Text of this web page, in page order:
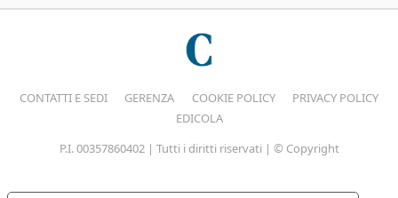
CONTATTI E SEDI GERENZA COOKIE POLICY
PRIVACY POLICY
EDICOLA
P.I. 00357860402 | Tutti i diritti riservati | © Copyright